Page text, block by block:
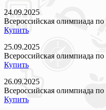
24.09.2025
Всероссийская
Купить
25.09.2025
Всероссийская олимпиада
Купить
26.09.2025
Всероссийская олимпиада
Купить